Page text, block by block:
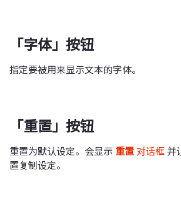
「字体」按钮
指定要被用来显示文本的字体。
「重置」按钮
重置为默认设定。会显示 重置 对话框 并
置复制设定。